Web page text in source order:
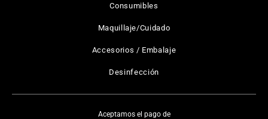
Consumibles
Maquillaje/Cuidado
Accesorios / Embalaje
Desinfección
Aceptamos el pago de